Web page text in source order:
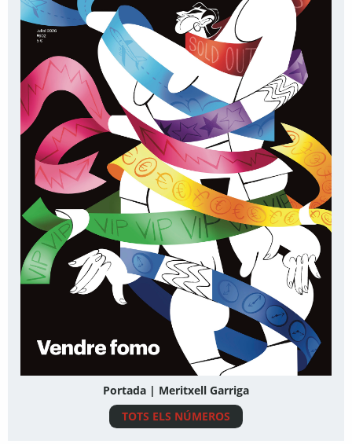
Portada | Meritxell Garriga
TOTS ELS NÚMEROS